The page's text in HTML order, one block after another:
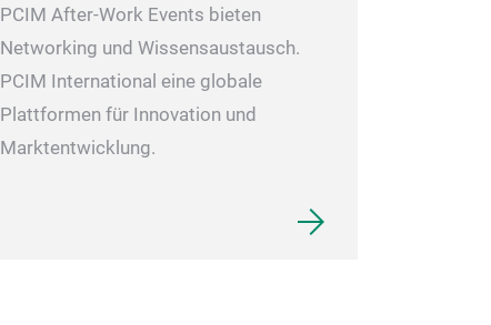
PCIM After-Work Events bieten
Networking und Wissensaustausch.
PCIM International eine globale
Plattformen für Innovation und
Marktentwicklung.